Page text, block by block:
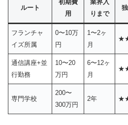
ルート
初期費
用
業界入
りまで
フランチャ
イズ所属
0〜10万
円
1〜2ヶ
月
通信講座+並
行勤務
10〜20
万円
6〜12ヶ
月
専門学校
200〜
300万円
2年